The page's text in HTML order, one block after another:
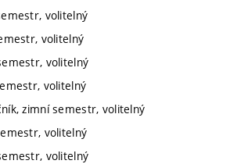
volitelný
volitelný
volitelný
volitelný
zimní semestr, volitelný
volitelný
volitelný